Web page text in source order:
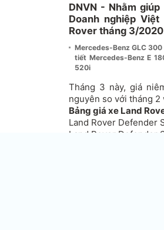
DNVN - Nhằm
Doanh nghiệp
Rover tháng 3/
Mercedes-Benz GLC
tiết Mercedes-Benz E
520i
Tháng 3 này, giá
nguyên so với tháng 2
Bảng giá xe Land
Land Rover Defender
Land Rover Defender